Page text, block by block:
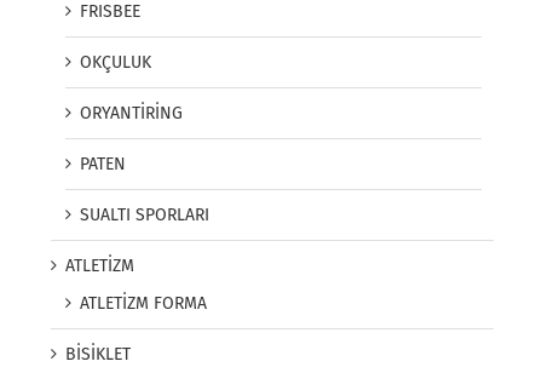
FRISBEE
OKÇULUK
ORYANTİRİNG
PATEN
SUALTI SPORLARI
ATLETİZM
ATLETİZM FORMA
BİSİKLET